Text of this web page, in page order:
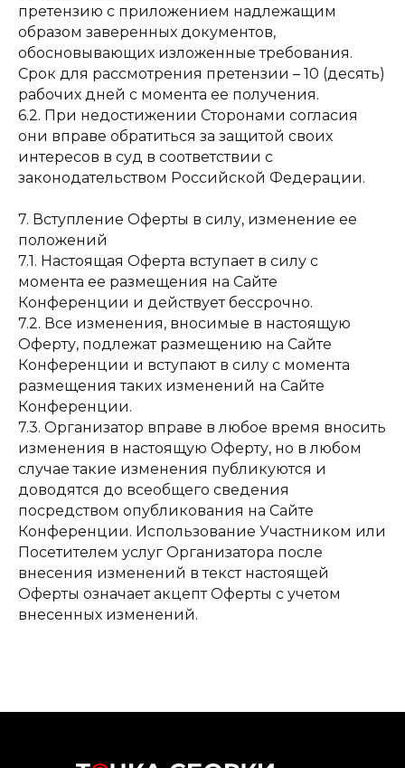
претензию с приложением надлежащим
образом заверенных документов,
обосновывающих изложенные требования.
Срок для рассмотрения претензии – 10 (десять)
рабочих дней с момента ее получения.
6.2. При недостижении Сторонами согласия
они вправе обратиться за защитой своих
интересов в суд в соответствии с
законодательством Российской Федерации.
7. Вступление Оферты в силу, изменение ее
положений
7.1. Настоящая Оферта вступает в силу с
момента ее размещения на Сайте
Конференции и действует бессрочно.
7.2. Все изменения, вносимые в настоящую
Оферту, подлежат размещению на Сайте
Конференции и вступают в силу с момента
размещения таких изменений на Сайте
Конференции.
7.3. Организатор вправе в любое время вносить
изменения в настоящую Оферту, но в любом
случае такие изменения публикуются и
доводятся до всеобщего сведения
посредством опубликования на Сайте
Конференции. Использование Участником или
Посетителем услуг Организатора после
внесения изменений в текст настоящей
Оферты означает акцепт Оферты с учетом
внесенных изменений.